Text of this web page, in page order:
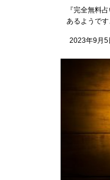
『完全無料
あるようで
2023年9月5